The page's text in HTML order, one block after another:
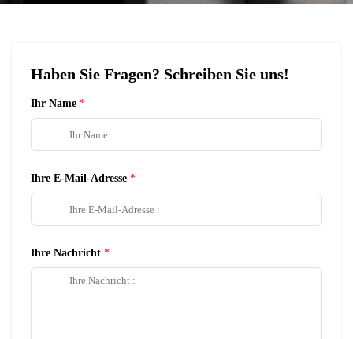
Haben Sie Fragen? Schreiben Sie uns!
Ihr Name
Ihre E-Mail-Adresse
Ihre Nachricht